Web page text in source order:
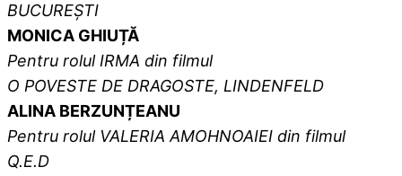
BUCUREȘTI
MONICA GHIUȚĂ
Pentru rolul IRMA din filmul
O POVESTE DE DRAGOSTE, LINDENFELD
ALINA BERZUNȚEANU
Pentru rolul VALERIA AMOHNOAIEI din filmul
Q.E.D